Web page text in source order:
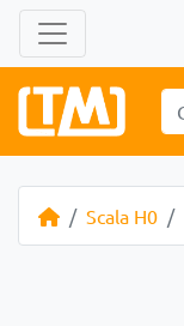
Scala H0